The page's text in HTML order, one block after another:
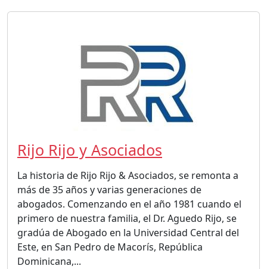
Rijo Rijo y Asociados
La historia de Rijo Rijo & Asociados, se remonta a
más de 35 años y varias generaciones de
abogados. Comenzando en el año 1981 cuando el
primero de nuestra familia, el Dr. Aguedo Rijo, se
gradúa de Abogado en la Universidad Central del
Este, en San Pedro de Macorís, República
Dominicana,...